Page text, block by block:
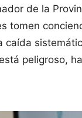
de la
tomen
caída
peligroso,